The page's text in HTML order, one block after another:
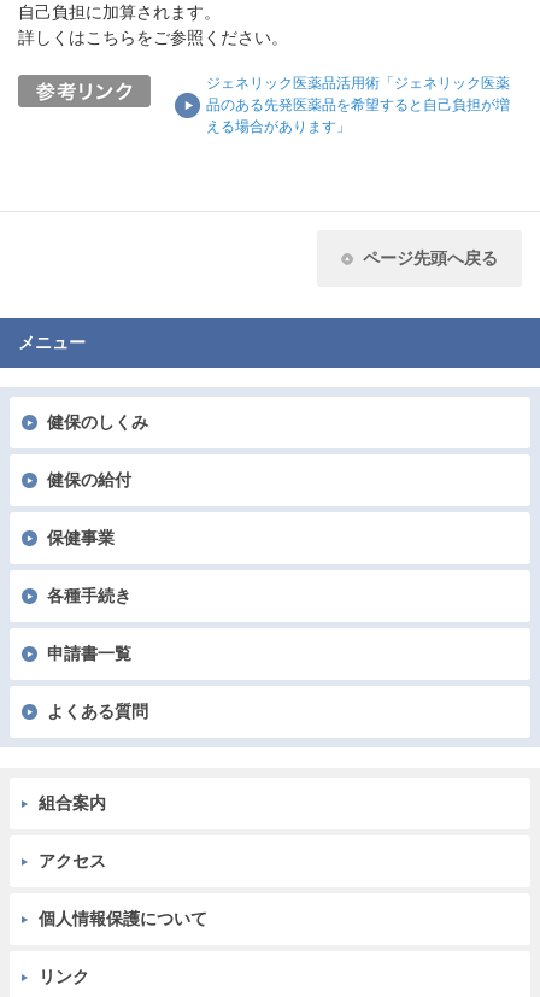
自己負担に加算されます。
詳しくはこちらをご参照ください。
ジェネリック医薬品活用術「ジェネリック医薬
品のある先発医薬品を希望すると自己負担が増
える場合があります」
ページ先頭へ戻る
メニュー
健保のしくみ
健保の給付
保健事業
各種手続き
申請書一覧
よくある質問
組合案内
アクセス
個人情報保護について
リンク